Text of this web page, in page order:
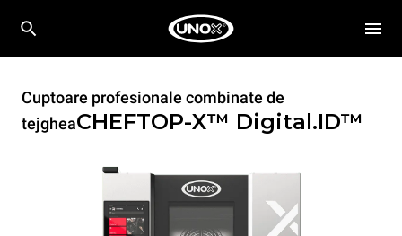
Cuptoare profesionale combinate de
tejgheaCHEFTOP-X™ Digital.ID™